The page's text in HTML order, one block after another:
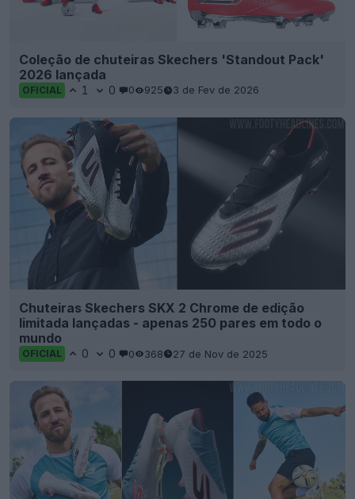
Coleção de chuteiras Skechers 'Standout Pack'
2026 lançada
OFICIAL 1 0 0 925 3 de Fev de 2026
Chuteiras Skechers SKX 2 Chrome de edição
limitada lançadas - apenas 250 pares em todo o
mundo
OFICIAL 0 0 0 368 27 de Nov de 2025